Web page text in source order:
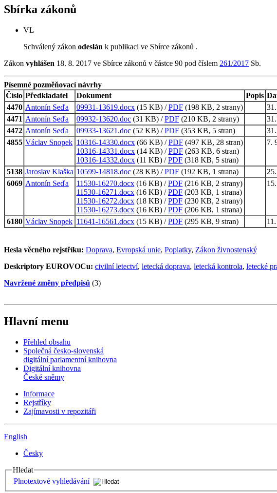
Sbírka zákonů
VL
Schválený zákon odeslán k publikaci ve Sbírce zákonů .
Zákon vyhlášen 18. 8. 2017 ve Sbírce zákonů v částce 90 pod číslem 261/2017 Sb.
Písemné pozměňovací návrhy
Číslo Předkladatel Dokument Popis
4470 Antonín Seďa 09931-13619.docx (15 KB) /PDF (198 KB, 2 strany)
4471 Antonín Seďa 09932-13620.doc (31 KB) /PDF (210 KB, 2 strany)
4472 Antonín Seďa 09933-13621.doc (52 KB) /PDF (353 KB, 5 stran)
4855 Václav Snopek 10316-14330.docx (66 KB) /PDF (497 KB, 28 stran)
10316-14331.docx (14 KB) /PDF (263 KB, 6 stran)
10316-14332.docx (11 KB) /PDF (318 KB, 5 stran)
7.
5138 Jaroslav Klaška 10599-14818.doc (28 KB) /PDF (192 KB, 1 strana)
6069 Antonín Seďa 11530-16270.docx (16 KB) /PDF (216 KB, 2 strany)
11530-16271.docx (16 KB) /PDF (203 KB, 1 strana)
11530-16272.docx (18 KB) /PDF (230 KB, 2 strany)
11530-16273.docx (16 KB) /PDF (206 KB, 1 strana)
6180 Václav Snopek 11641-16561.docx (15 KB) /PDF (295 KB, 9 stran)
Hesla věcného rejstříku: Doprava, Evropská unie, Poplatky, Zákon živnostenský
Deskriptory EUROVOCu: civilní letectví, letecká doprava, letecká kontrola, letecké
Navržené změny předpisů (3)
Hlavní menu
Přehled obsahu
Společná česko-slovenská
digitální parlamentní knihovna
Digitální knihovna
České sněmy
Informace
Rejstříky
Zajímavosti v repozitáři
English
Česky
Hledat
Plnotextové vyhledávání